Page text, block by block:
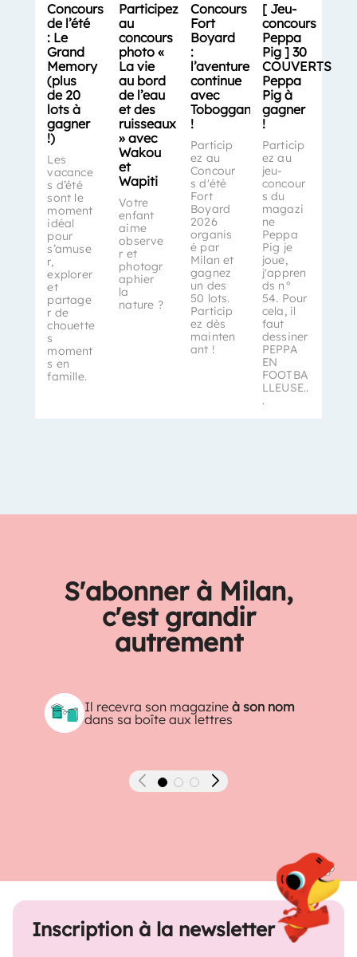
Concours
de l’été
: Le
Grand
Memory
(plus
de 20
lots à
gagner
!)
Les
vacance
s d’été
sont le
moment
idéal
pour
s’amuse
r,
explorer
et
partage
r de
chouette
s
moment
s en
famille.
Participez
au
concours
photo «
La vie
au bord
de l’eau
et des
ruisseaux
» avec
Wakou
et
Wapiti
Votre
enfant
aime
observe
r et
photogr
aphier
la
nature ?
Concours
Fort
Boyard
:
l’aventure
continue
avec
Toboggan
!
Particip
ez au
Concour
s d'été
Fort
Boyard
2026
organis
é par
Milan et
gagnez
un des
50 lots.
Particip
ez dès
mainten
ant !
[ Jeu-
concours
Peppa
Pig ] 30
COUVERTS
Peppa
Pig à
gagner
!
Particip
ez au
jeu-
concour
s du
magazi
ne
Peppa
Pig je
joue,
j'appren
ds n°
54. Pour
cela, il
faut
dessiner
PEPPA
EN
FOOTBA
LLEUSE..
.
S'abonner à Milan,
c'est grandir
autrement
Il recevra son magazineà son nom
dans sa boîte aux lettres
Précédent Suivant
Inscription à la newsletter